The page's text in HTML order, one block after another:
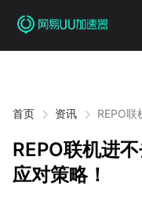
首页 资讯 REPO联
REPO联机进
应对策略！